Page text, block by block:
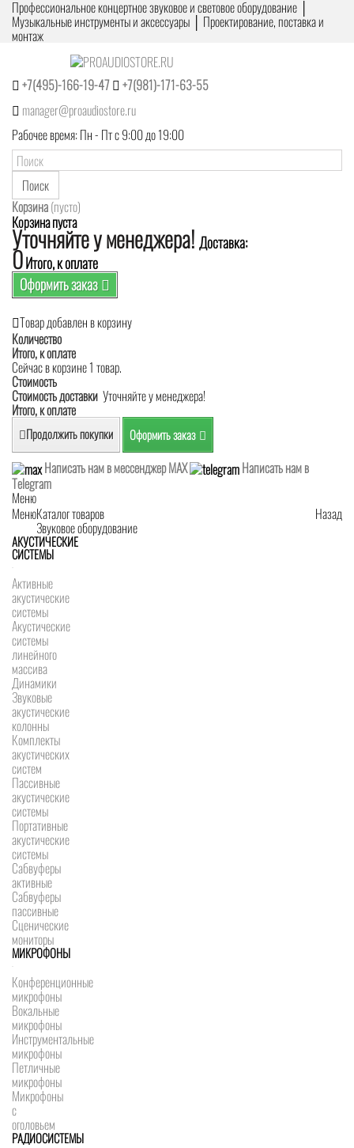
Профессиональное концертное звуковое и световое оборудование │
Музыкальные инструменты и аксессуары │ Проектирование, поставка и
монтаж
+7(495)-166-19-47
+7(981)-171-63-55
manager@proaudiostore.ru
Рабочее время: Пн - Пт с 9:00 до 19:00
Поиск
Корзина(пусто)
Корзина пуста
Уточняйте у менеджера! Доставка:
0Итого, к оплате
Оформить заказ
Товар добавлен в корзину
Количество
Итого, к оплате
Сейчас в корзине 1 товар.
Стоимость
Стоимость доставки Уточняйте у менеджера!
Итого, к оплате
Продолжить покупки Оформить заказ
Написать нам в мессенджер MAX
Написать нам в
Telegram
Меню
Меню
Назад
Каталог товаров
Звуковое оборудование
АКУСТИЧЕСКИЕ
СИСТЕМЫ
Активные
акустические
системы
Акустические
системы
линейного
массива
Динамики
Звуковые
акустические
колонны
Комплекты
акустических
систем
Пассивные
акустические
системы
Портативные
акустические
системы
Сабвуферы
активные
Сабвуферы
пассивные
Сценические
мониторы
МИКРОФОНЫ
Конференционные
микрофоны
Вокальные
микрофоны
Инструментальные
микрофоны
Петличные
микрофоны
Микрофоны
с
оголовьем
РАДИОСИСТЕМЫ